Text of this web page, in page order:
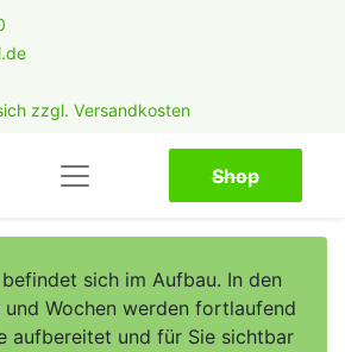
zzgl. Versandkosten
Shop​​​​
sich im Aufbau. In den
und Wochen werden fortlaufend
aufbereitet und für Sie sichtbar